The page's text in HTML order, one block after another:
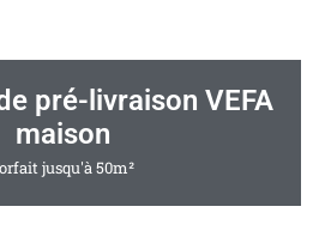
pré-livraison VEFA
maison
jusqu'à 50m²